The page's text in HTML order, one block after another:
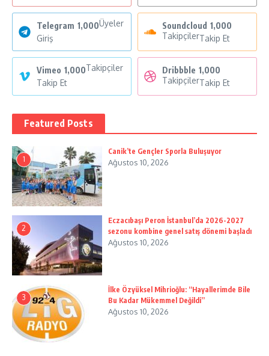
Telegram 1,000Üyeler
Giriş
Soundcloud 1,000
TakipçilerTakip Et
Vimeo 1,000Takipçiler
Takip Et
Dribbble 1,000
TakipçilerTakip Et
Featured Posts
1
Canik’te Gençler Sporla Buluşuyor
Ağustos 10, 2026
2
Eczacıbaşı Peron İstanbul’da 2026-2027
sezonu kombine genel satış dönemi başladı
Ağustos 10, 2026
3
İlke Özyüksel Mihrioğlu: “Hayallerimde Bile
Bu Kadar Mükemmel Değildi”
Ağustos 10, 2026